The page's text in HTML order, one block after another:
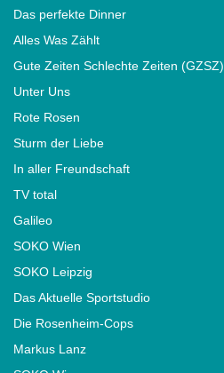
Das perfekte Dinner
Alles Was Zählt
Gute Zeiten Schlechte Zeiten (GZSZ)
Unter Uns
Rote Rosen
Sturm der Liebe
In aller Freundschaft
TV total
Galileo
SOKO Wien
SOKO Leipzig
Das Aktuelle Sportstudio
Die Rosenheim-Cops
Markus Lanz